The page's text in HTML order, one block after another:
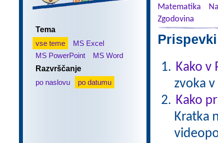
Tema
vse teme
MS Excel
MS PowerPoint
MS Word
Razvrščanje
po naslovu
po datumu
Matematika
Zgodovina
Kako v
zvoka
Kako
Kratka